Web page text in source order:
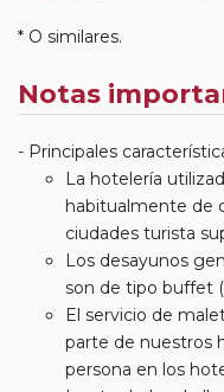
* O similares.
Notas
Principales
La hotelería
habitualmente de
ciudades turista
Los desayunos
son de tipo buffet
El servicio de
parte de nuestros
persona en los